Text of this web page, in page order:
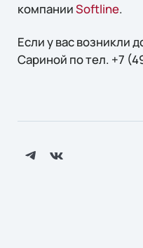
компанииSoftline.
Если у вас возникли
Сариной по тел. +7